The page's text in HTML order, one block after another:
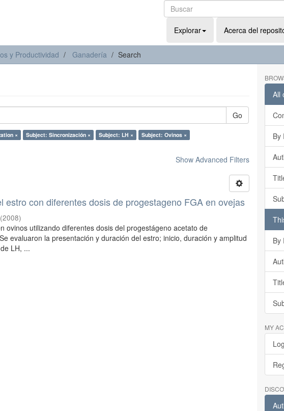
Explorar Acerca del
y Productividad Ganadería Search
Go
× Subject: Sincronización × Subject: LH ×
Subject: Ovinos ×
Show Advanced Filters
estro con diferentes dosis de progestageno FGA en ovejas
(2008)
ovinos utilizando diferentes dosis del progestágeno acetato de
evaluaron la presentación y duración del estro; inicio, duración y amplitud
LH, ...
All
By
By
MY